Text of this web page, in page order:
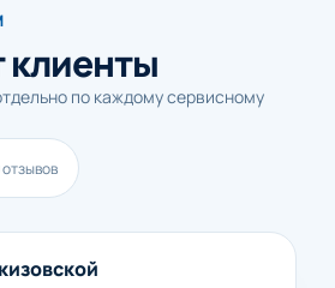
клиенты
по каждому сервисному